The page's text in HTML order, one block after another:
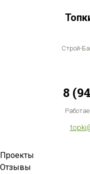
Строй-
8
Проекты
Отзывы